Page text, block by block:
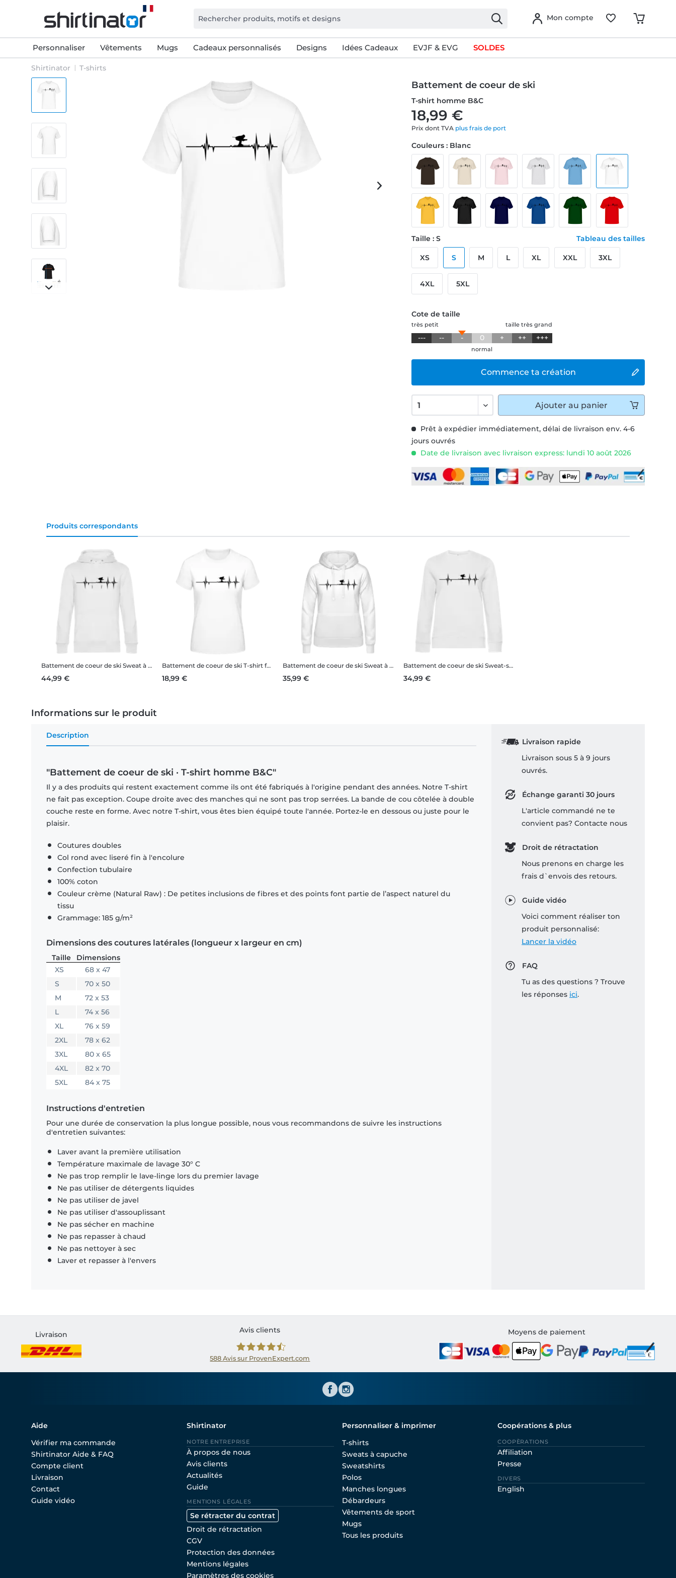
Mon compte
Personnaliser Vêtements Mugs Cadeaux personnalisés Designs Idées Cadeaux EVJF & EVG SOLDES
Shirtinator T-shirts
Battement de coeur de ski
T-shirt homme B&C
18,99 €
Prix dont TVA plus frais de port
Prêt à expédier immédiatement, délai de livraison env. 4-6
jours ouvrés
Date de livraison avec livraison express: lundi 10 août 2026
Commence ta création
Couleurs : Blanc
Taille : S Tableau des tailles
XS S M L XL XXL 3XL
4XL 5XL
Cote de taille
taille très grand
très petit
--- -- - 0 + ++ +++
normal
Ajouter au panier
Produits correspondants
Battement de coeur de ski Sweat à capuche standard homme
44,99 €
Battement de coeur de ski T-shirt femme B&C
18,99 €
Battement de coeur de ski Sweat à capuche basique pour femme
35,99 €
Battement de coeur de ski Sweat-shirt standard pour femme
34,99 €
Informations sur le produit
Description
"Battement de coeur de ski · T-shirt homme B&C"
Il y a des produits qui restent exactement comme ils ont été fabriqués à l'origine pendant des années. Notre T-shirt
ne fait pas exception. Coupe droite avec des manches qui ne sont pas trop serrées. La bande de cou côtelée à double
couche reste en forme. Avec notre T-shirt, vous êtes bien équipé toute l'année. Portez-le en dessous ou juste pour le
plaisir.
Coutures doubles
Col rond avec liseré fin à l'encolure
Confection tubulaire
100% coton
Couleur crème (Natural Raw) : De petites inclusions de fibres et des points font partie de l’aspect naturel du
tissu
Grammage: 185 g/m²
Dimensions des coutures latérales (longueur x largeur en cm)
Taille
Dimensions
XS
68 x 47
S
70 x 50
M
72 x 53
L
74 x 56
XL
76 x 59
2XL
78 x 62
3XL
80 x 65
4XL
82 x 70
5XL
84 x 75
Instructions d'entretien
Pour une durée de conservation la plus longue possible, nous vous recommandons de suivre les instructions
d'entretien suivantes:
Laver avant la première utilisation
Température maximale de lavage 30° C
Ne pas trop remplir le lave-linge lors du premier lavage
Ne pas utiliser de détergents liquides
Ne pas utiliser de javel
Ne pas utiliser d'assouplissant
Ne pas sécher en machine
Ne pas repasser à chaud
Ne pas nettoyer à sec
Laver et repasser à l'envers
Livraison rapide
Livraison sous 5 à 9 jours
ouvrés.
Échange garanti 30 jours
L'article commandé ne te
convient pas? Contacte nous
Droit de rétractation
Nous prenons en charge les
frais d`envois des retours.
Guide vidéo
Voici comment réaliser ton
produit personnalisé:
Lancer la vidéo
FAQ
Tu as des questions ? Trouve
les réponses ici.
Livraison
Avis clients
588Avis sur ProvenExpert.com
Moyens de paiement
Aide
Vérifier ma commande
Shirtinator Aide & FAQ
Compte client
Livraison
Contact
Guide vidéo
Shirtinator
NOTRE ENTREPRISE
À propos de nous
Avis clients
Actualités
Guide
MENTIONS LÉGALES
Se rétracter du contrat
Droit de rétractation
CGV
Protection des données
Mentions légales
Paramètres des cookies
Personnaliser & imprimer
T-shirts
Sweats à capuche
Sweatshirts
Polos
Manches longues
Débardeurs
Vêtements de sport
Mugs
Tous les produits
Coopérations & plus
COOPÈRATIONS
Affiliation
Presse
DIVERS
English